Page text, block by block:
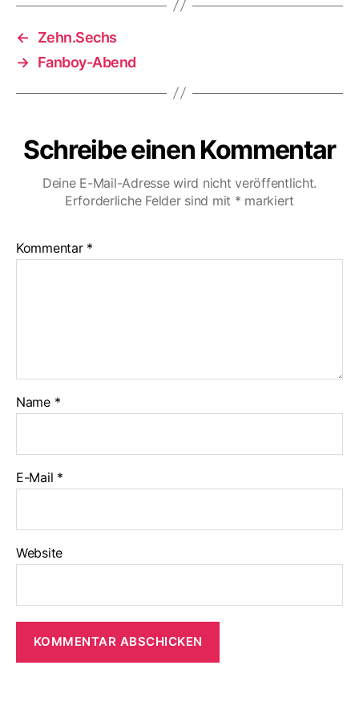
←
Zehn.Sechs
→ Fanboy-Abend
Schreibe einen Kommentar
Deine E-Mail-Adresse wird nicht veröffentlicht.
Erforderliche Felder sind mit * markiert
Kommentar *
Name *
E-Mail *
Website